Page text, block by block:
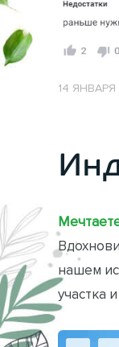
14 ЯНВАРЯ
нашем
участка